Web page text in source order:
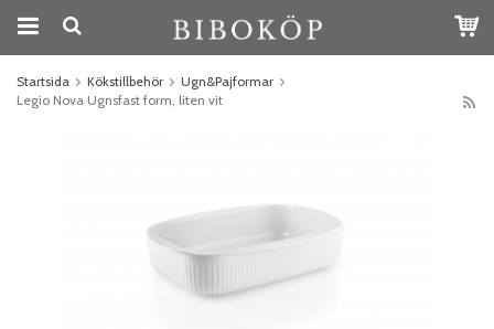
Startsida Kökstillbehör
Ugn&Pajformar
Legio Nova Ugnsfast form, liten vit